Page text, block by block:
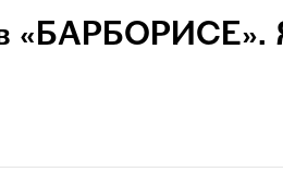
в «БАРБОРИСЕ».